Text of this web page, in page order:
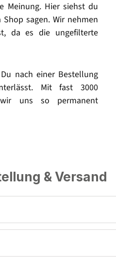
Meinung. Hier siehst du
sagen. Wir nehmen
da es die ungefilterte
nach einer Bestellung
Mit fast 3000
wir uns so permanent
& Versand